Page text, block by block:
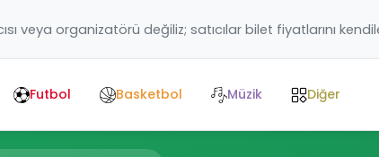
veya organizatörü değiliz; satıcılar bilet fiyatlarını
Futbol Basketbol Müzik Diğer